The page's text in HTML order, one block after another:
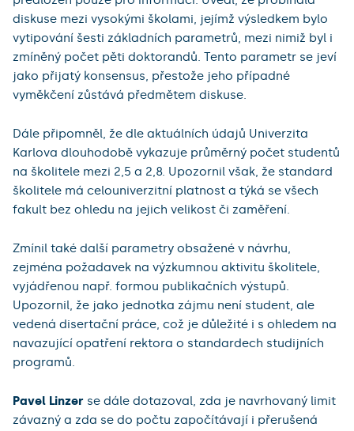
diskuse mezi vysokými školami, jejímž výsledkem bylo
vytipování šesti základních parametrů, mezi nimiž byl i
zmíněný počet pěti doktorandů. Tento parametr se jeví
jako přijatý konsensus, přestože jeho případné
vyměkčení zůstává předmětem diskuse.
Dále připomněl, že dle aktuálních údajů Univerzita
Karlova dlouhodobě vykazuje průměrný počet studentů
na školitele mezi 2,5 a 2,8. Upozornil však, že standard
školitele má celouniverzitní platnost a týká se všech
fakult bez ohledu na jejich velikost či zaměření.
Zmínil také další parametry obsažené v návrhu,
zejména požadavek na výzkumnou aktivitu školitele,
vyjádřenou např. formou publikačních výstupů.
Upozornil, že jako jednotka zájmu není student, ale
vedená disertační práce, což je důležité i s ohledem na
navazující opatření rektora o standardech studijních
programů.
Pavel Linzer se dále dotazoval, zda je navrhovaný limit
závazný a zda se do počtu započítávají i přerušená